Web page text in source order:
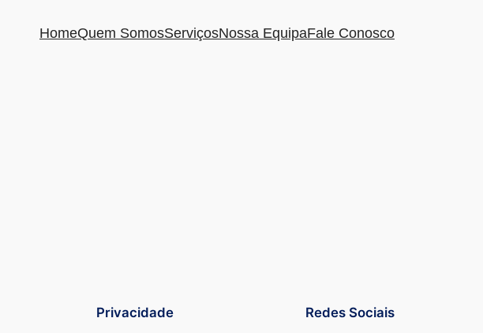
HomeQuem SomosServiçosNossa EquipaFale Conosco
Privacidade Redes Sociais